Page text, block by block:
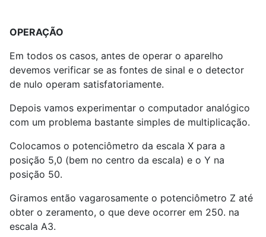
OPERAÇÃO
Em todos os casos, antes de operar o aparelho
devemos verificar se as fontes de sinal e o detector
de nulo operam satisfatoriamente.
Depois vamos experimentar o computador analógico
com um problema bastante simples de multiplicação.
Colocamos o potenciômetro da escala X para a
posição 5,0 (bem no centro da escala) e o Y na
posição 50.
Giramos então vagarosamente o potenciômetro Z até
obter o zeramento, o que deve ocorrer em 250. na
escala A3.